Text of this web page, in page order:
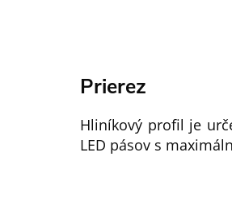
Prierez
Hliníkový profil je
LED pásov s